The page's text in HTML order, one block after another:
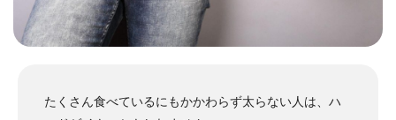
たくさん食べているにもかかわらず太らない人は、ハ